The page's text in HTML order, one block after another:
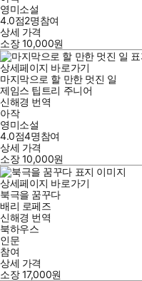
영미소설
4.0점2명참여
상세 가격
소장10,000원
상세페이지 바로가기
마지막으로 할 만한 멋진 일
제임스 팁트리 주니어
신해경 번역
아작
영미소설
4.0점4명참여
상세 가격
소장10,000원
상세페이지 바로가기
북극을 꿈꾸다
배리 로페즈
신해경 번역
북하우스
인문
참여
상세 가격
소장17,000원